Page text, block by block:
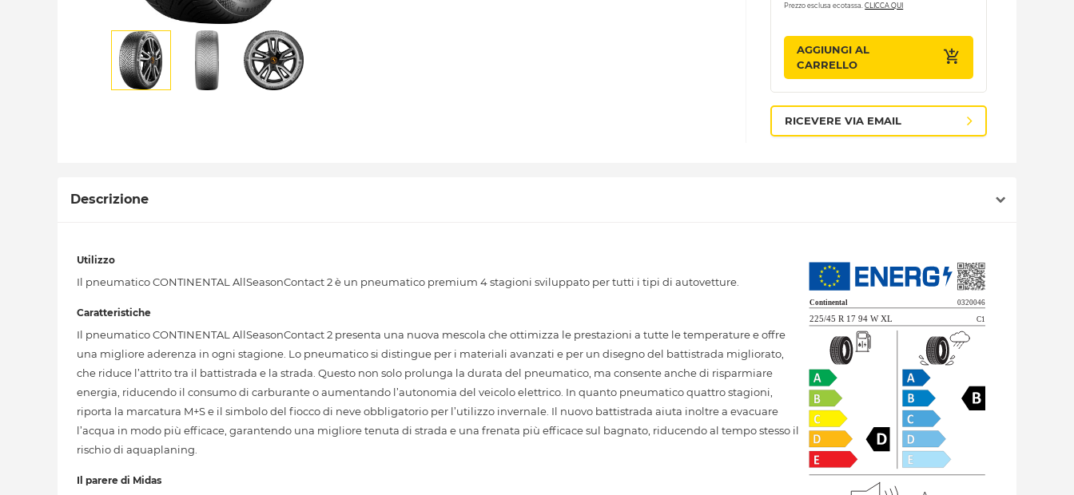
Prezzo esclusa ecotassa.CLICCA QUI
AGGIUNGI AL
CARRELLO
RICEVERE VIA EMAIL
Descrizione
Utilizzo
Il pneumatico CONTINENTAL AllSeasonContact 2 è un pneumatico premium 4 stagioni sviluppato per tutti i tipi di autovetture.
Caratteristiche
Il pneumatico CONTINENTAL AllSeasonContact 2 presenta una nuova mescola che ottimizza le prestazioni a tutte le temperature e offre
una migliore aderenza in ogni stagione. Lo pneumatico si distingue per i materiali avanzati e per un disegno del battistrada migliorato,
che riduce l’attrito tra il battistrada e la strada. Questo non solo prolunga la durata del pneumatico, ma consente anche di risparmiare
energia, riducendo il consumo di carburante o aumentando l’autonomia del veicolo elettrico. In quanto pneumatico quattro stagioni,
riporta la marcatura M+S e il simbolo del fiocco di neve obbligatorio per l’utilizzo invernale. Il nuovo battistrada aiuta inoltre a evacuare
l’acqua in modo più efficace, garantendo una migliore tenuta di strada e una frenata più efficace sul bagnato, riducendo al tempo stesso il
rischio di aquaplaning.
Il parere di Midas